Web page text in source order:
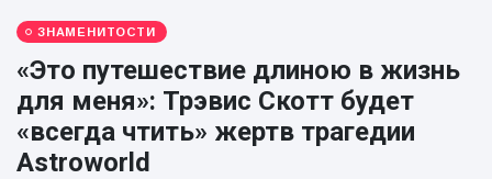
фейерверков из
движущейся
машины
ЗНАМЕНИТОСТИ
«Это путешествие длиною в жизнь
для меня»: Трэвис Скотт будет
«всегда чтить» жертв трагедии
Astroworld